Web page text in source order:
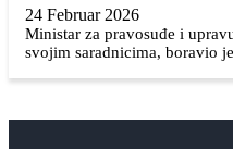
24 Februar 2026
Ministar za pravosuđe i
svojim saradnicima, boravio